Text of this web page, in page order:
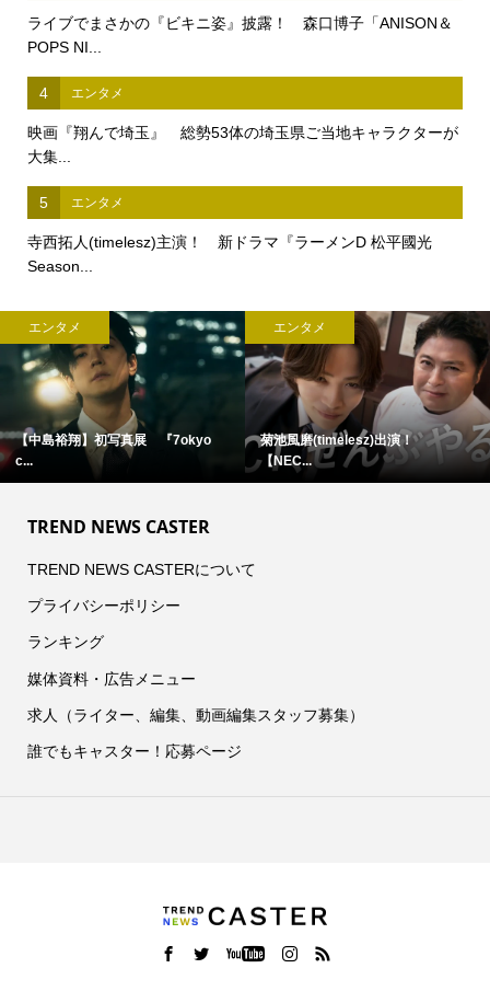
ライブでまさかの『ビキニ姿』披露！ 森口博子「ANISON＆
POPS NI...
4 エンタメ
映画『翔んで埼玉』 総勢53体の埼玉県ご当地キャラクターが
大集...
5 エンタメ
寺西拓人(timelesz)主演！ 新ドラマ『ラーメンD 松平國光
Season...
エンタメ
【中島裕翔】初写真展 『7okyo
c...
エンタメ
菊池風磨(timelesz)出演！
【NEC...
TREND NEWS CASTER
TREND NEWS CASTERについて
プライバシーポリシー
ランキング
媒体資料・広告メニュー
求人（ライター、編集、動画編集スタッフ募集）
誰でもキャスター！応募ページ